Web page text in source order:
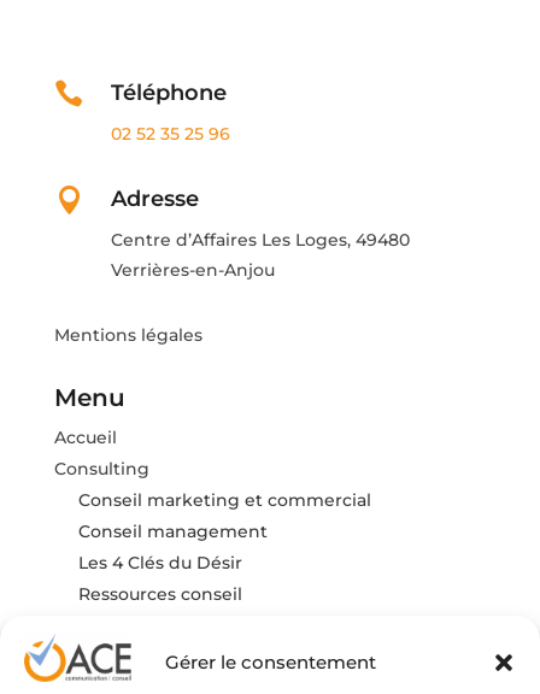
Gérer le consentement
 Téléphone
02 52 35 25 96
 Adresse
Centre d’Affaires Les Loges, 49480
Verrières-en-Anjou
Mentions légales
Menu
Accueil
Consulting
Conseil marketing et commercial
Conseil management
Les 4 Clés du Désir
Ressources conseil
FAQ
Actualités